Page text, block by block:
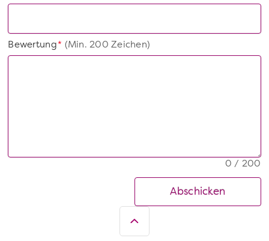
*
Bewertung(Min. 200 Zeichen)
0 / 200
Abschicken